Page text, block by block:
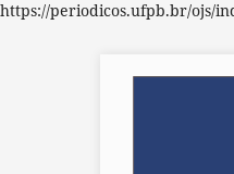
https://periodicos.ufpb.br/ojs/